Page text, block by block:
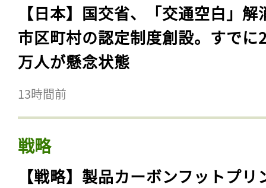
【日本】国交省、「交通空白」解
市区町村の認定制度創設。すでに
万人が懸念状態
13時間前
戦略
【戦略】製品カーボンフットプリ